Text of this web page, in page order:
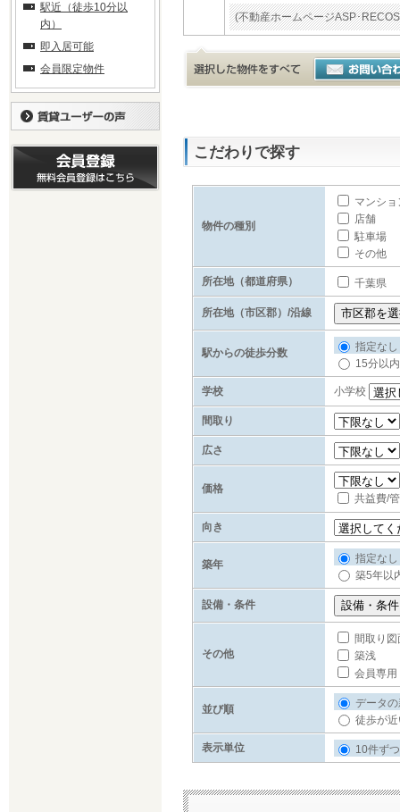
(不動産ホームページASP･
こだわりで探す
物件の種別
マンショ
店舗
駐車場
その他
所在地（都道府県） 千葉県
所在地（市区郡）/沿線
駅からの徒歩分数
指定なし
15分以内
学校 小学校
間取り
広さ
価格
共益費/
向き
築年
指定なし
築5年以
設備・条件
その他
間取り
築浅
会員専用
並び順
データ
徒歩が
表示単位 10件ずつ
駅近（徒歩10分以
内）
即入居可能
会員限定物件